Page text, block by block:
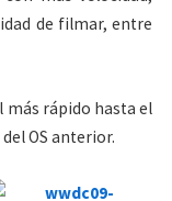
de filmar, entre
más rápido hasta el
OS anterior.